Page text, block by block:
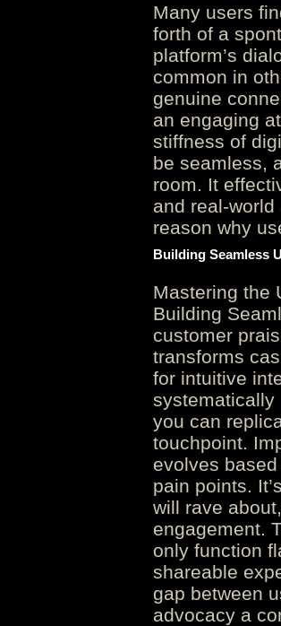
Many users
forth of a
platform’s
common in
genuine
an engaging
stiffness of
be seamless,
room. It
and real-
reason why
Building Seamless
Mastering the
Building
customer
transforms
for intuitive
systematically
you can
touchpoint.
evolves
pain points.
will rave
engagement.
only function
shareable
gap between
advocacy a